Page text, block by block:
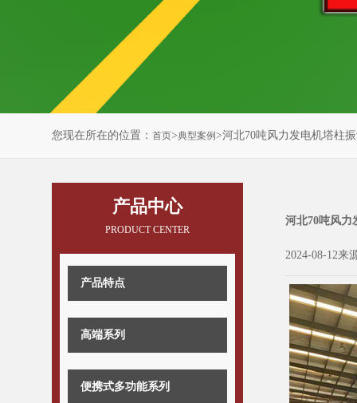
您现在所在的位置： 首页>典型案例>河北70吨风力发电机塔柱
产品中心
PRODUCT CENTER
产品特点
高端系列
便携式多功能系列
河北70吨风力
2024-08-12来